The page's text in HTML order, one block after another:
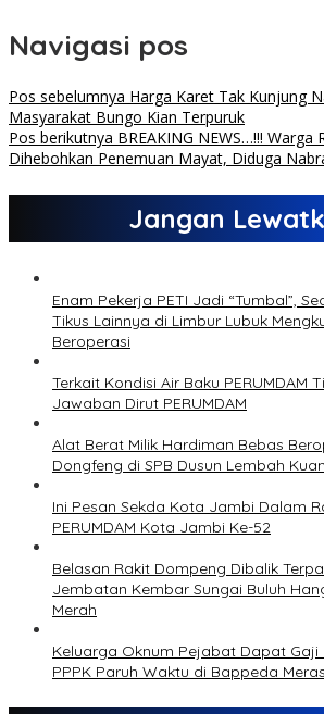
Navigasi pos
Pos sebelumnya Harga Karet Tak Kunjung
Masyarakat Bungo Kian Terpuruk
Pos berikutnya BREAKING NEWS…!!! Warga
Dihebohkan Penemuan Mayat, Diduga
Jangan
Enam Pekerja PETI Jadi “Tumbal”,
Tikus Lainnya di Limbur Lubuk
Beroperasi
Terkait Kondisi Air Baku PERUMDAM
Jawaban Dirut PERUMDAM
Alat Berat Milik Hardiman Bebas
Dongfeng di SPB Dusun Lembah
Ini Pesan Sekda Kota Jambi Dalam
PERUMDAM Kota Jambi Ke-52
Belasan Rakit Dompeng Dibalik
Jembatan Kembar Sungai Buluh
Merah
Keluarga Oknum Pejabat Dapat Gaji
PPPK Paruh Waktu di Bappeda